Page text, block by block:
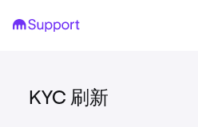
KYC 刷新